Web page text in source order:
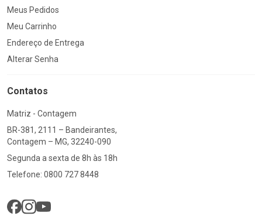
Meus Pedidos
Meu Carrinho
Endereço de Entrega
Alterar Senha
Contatos
Matriz - Contagem
BR-381, 2111 – Bandeirantes,
Contagem – MG, 32240-090
Segunda a sexta de 8h às 18h
Telefone: 0800 727 8448